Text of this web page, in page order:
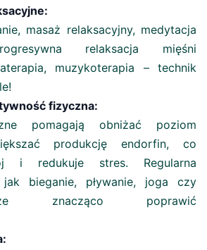
masaż relaksacyjny, medytacja
relaksacja mięśni
muzykoterapia – technik
fizyczna:
pomagają obniżać poziom
produkcję endorfin, co
i redukuje stres. Regularna
bieganie, pływanie, joga czy
znacząco poprawić